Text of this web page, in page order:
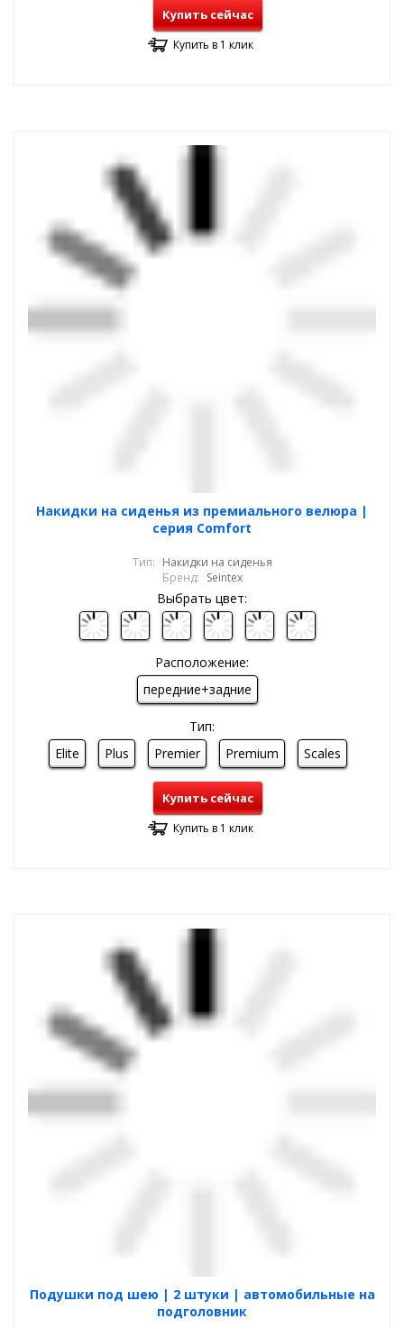
Купить сейчас
Купить в 1 клик
Накидки на сиденья из премиального велюра |
серия Comfort
Тип: Накидки на сиденья
Бренд: Seintex
Выбрать цвет:
Расположение:
передние+задние
Тип:
Elite
Plus Premier Premium Scales
Купить сейчас
Купить в 1 клик
Подушки под шею | 2 штуки | автомобильные на
подголовник